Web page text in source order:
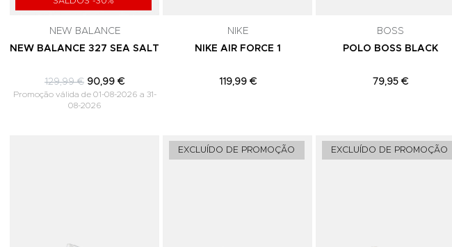
NEW BALANCE
NEW BALANCE 327 SEA SALT
129,99 € 90,99 €
Promoção válida de 01-08-2026 a 31-
08-2026
NIKE
NIKE AIR FORCE 1
119,99 €
BOSS
POLO BOSS BLACK
79,95 €
Adicionar aos Favoritos
EXCLUÍDO DE PROMOÇÃO Adicionar aos Favoritos
EXCLUÍDO DE PROMOÇÃO